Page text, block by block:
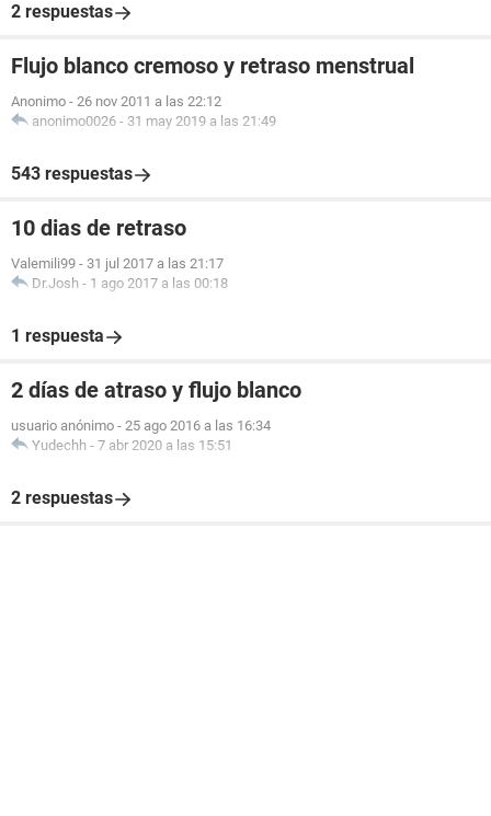
2 respuestas
Flujo blanco cremoso y retraso menstrual
Anonimo - 26 nov 2011 a las 22:12
anonimo0026 - 31 may 2019 a las 21:49
543 respuestas
10 dias de retraso
Valemili99 - 31 jul 2017 a las 21:17
Dr.Josh - 1 ago 2017 a las 00:18
1 respuesta
2 días de atraso y flujo blanco
usuario anónimo - 25 ago 2016 a las 16:34
Yudechh - 7 abr 2020 a las 15:51
2 respuestas